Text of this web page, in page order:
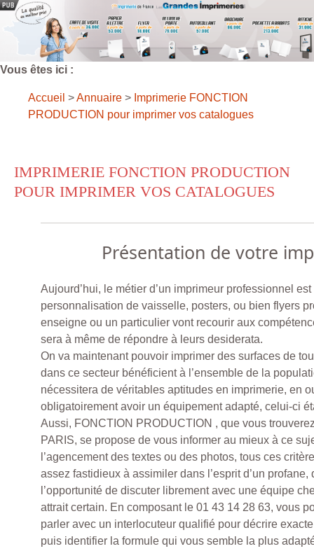
Vous êtes ici :
Accueil >Annuaire > Imprimerie FONCTION
PRODUCTION pour imprimer vos catalogues
IMPRIMERIE FONCTION PRODUCTION
POUR IMPRIMER VOS CATALOGUES
Présentation de votre
Aujourd’hui, le métier d’un imprimeur professionnel
personnalisation de vaisselle, posters, ou bien flyers
enseigne ou un particulier vont recourir aux
sera à même de répondre à leurs desiderata.
On va maintenant pouvoir imprimer des surfaces de
dans ce secteur bénéficient à l’ensemble de la
nécessitera de véritables aptitudes en imprimerie, en
obligatoirement avoir un équipement adapté, celui-ci
Aussi, FONCTION PRODUCTION , que vous
PARIS, se propose de vous informer au mieux à ce
l’agencement des textes ou des photos, tous ces
assez fastidieux à assimiler dans l’esprit d’un profane,
l’opportunité de discuter librement avec une équipe
attrait certain. En composant le 01 43 14 28 63, vous
parler avec un interlocuteur qualifié pour décrire
puis identifier la formule qui vous semble la plus